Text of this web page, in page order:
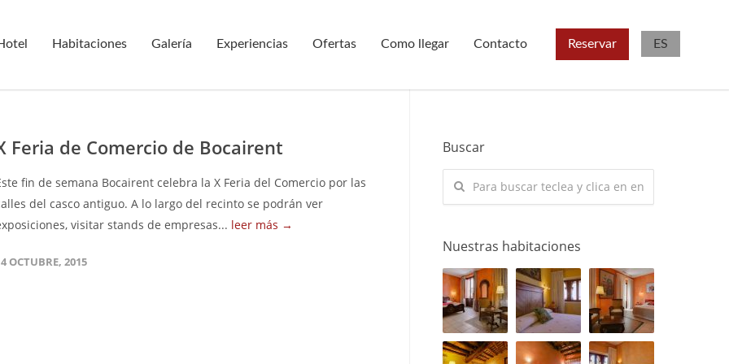
Habitaciones Galería Experiencias Ofertas Como llegar Contacto Reservar ES
Feria de Comercio de Bocairent
fin de semana Bocairent celebra la X Feria del Comercio por las
del casco antiguo. A lo largo del recinto se podrán ver
visitar stands de empresas... leer más →
OCTUBRE, 2015
Buscar
Nuestras habitaciones